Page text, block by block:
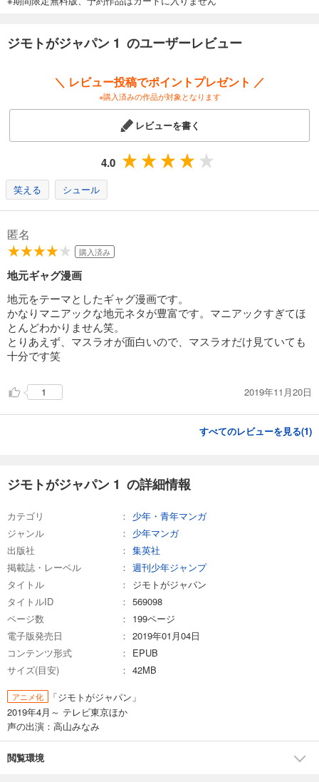
ジモトがジャパン 1 のユーザーレビュー
＼ レビュー投稿でポイントプレゼント ／
※購入済みの作品が対象となります
レビューを書く
4.0
笑える シュール
匿名
購入済み
地元ギャグ漫画
地元をテーマとしたギャグ漫画です。
かなりマニアックな地元ネタが豊富です。マニアックすぎてほ
とんどわかりません笑。
とりあえず、マスラオが面白いので、マスラオだけ見ていても
十分です笑
1 2019年11月20日
すべてのレビューを見る(1)
ジモトがジャパン 1 の詳細情報
カテゴリ
少年・青年マンガ
ジャンル
少年マンガ
出版社
集英社
掲載誌・レーベル
週刊少年ジャンプ
タイトル
ジモトがジャパン
タイトルID
569098
ページ数
199ページ
電子版発売日
2019年01月04日
コンテンツ形式
EPUB
サイズ(目安)
42MB
アニメ化
「ジモトがジャパン」
2019年4月～ テレビ東京ほか
声の出演：高山みなみ
閲覧環境